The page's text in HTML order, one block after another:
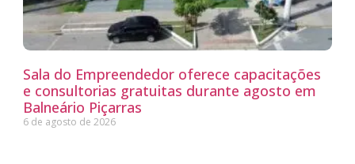
Sala do Empreendedor oferece capacitações
e consultorias gratuitas durante agosto em
Balneário Piçarras
6 de agosto de 2026